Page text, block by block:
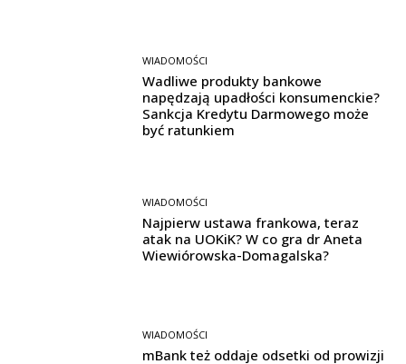
WIADOMOŚCI
Wadliwe produkty bankowe
napędzają upadłości konsumenckie?
Sankcja Kredytu Darmowego może
być ratunkiem
WIADOMOŚCI
Najpierw ustawa frankowa, teraz
atak na UOKiK? W co gra dr Aneta
Wiewiórowska-Domagalska?
WIADOMOŚCI
mBank też oddaje odsetki od prowizji